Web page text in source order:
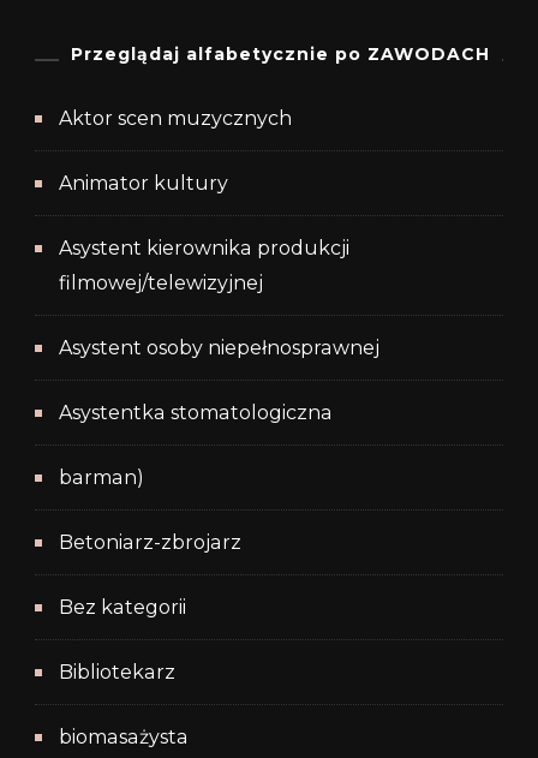
Przeglądaj alfabetycznie po ZAWODACH
Aktor scen muzycznych
Animator kultury
Asystent kierownika produkcji
filmowej/telewizyjnej
Asystent osoby niepełnosprawnej
Asystentka stomatologiczna
barman)
Betoniarz-zbrojarz
Bez kategorii
Bibliotekarz
biomasażysta